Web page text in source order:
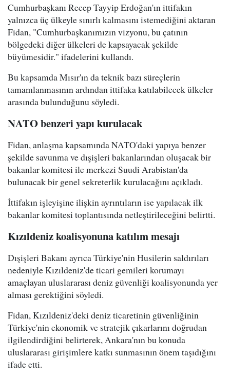
Cumhurbaşkanı Recep Tayyip Erdoğan'ın ittifakın
yalnızca üç ülkeyle sınırlı kalmasını istemediğini aktaran
Fidan, "Cumhurbaşkanımızın vizyonu, bu çatının
bölgedeki diğer ülkeleri de kapsayacak şekilde
büyümesidir." ifadelerini kullandı.
Bu kapsamda Mısır'ın da teknik bazı süreçlerin
tamamlanmasının ardından ittifaka katılabilecek ülkeler
arasında bulunduğunu söyledi.
NATO benzeri yapı kurulacak
Fidan, anlaşma kapsamında NATO'daki yapıya benzer
şekilde savunma ve dışişleri bakanlarından oluşacak bir
bakanlar komitesi ile merkezi Suudi Arabistan'da
bulunacak bir genel sekreterlik kurulacağını açıkladı.
İttifakın işleyişine ilişkin ayrıntıların ise yapılacak ilk
bakanlar komitesi toplantısında netleştirileceğini belirtti.
Kızıldeniz koalisyonuna katılım mesajı
Dışişleri Bakanı ayrıca Türkiye'nin Husilerin saldırıları
nedeniyle Kızıldeniz'de ticari gemileri korumayı
amaçlayan uluslararası deniz güvenliği koalisyonunda yer
alması gerektiğini söyledi.
Fidan, Kızıldeniz'deki deniz ticaretinin güvenliğinin
Türkiye'nin ekonomik ve stratejik çıkarlarını doğrudan
ilgilendirdiğini belirterek, Ankara'nın bu konuda
uluslararası girişimlere katkı sunmasının önem taşıdığını
ifade etti.